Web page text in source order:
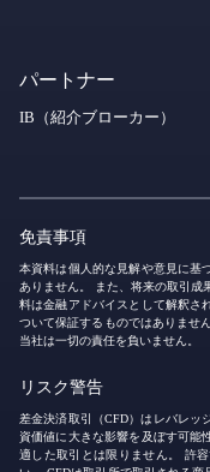
パートナー
IB（紹介ブローカー）
免責事項
本資料は個人的な見解や意見に基
ありません。 また、将来の取引成
料は金融アドバイスとして解釈さ
ついて保証するものではありませ
当社は一切の責任を負いません。
リスク警告
差金決済取引（CFD）はレバレッ
資価値に大きな影響を及ぼす可能
適した取引とは限りません。 許